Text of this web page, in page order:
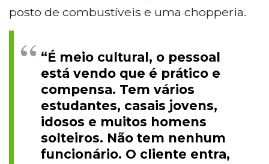
posto de combustíveis e uma chopperia.
“É meio cultural, o pessoal
está vendo que é prático e
compensa. Tem vários
estudantes, casais jovens,
idosos e muitos homens
solteiros. Não tem nenhum
funcionário. O cliente entra,